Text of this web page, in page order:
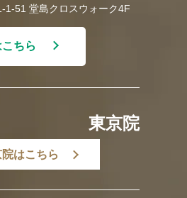
1-51 堂島クロスウォーク4F
ちら
東京院
はこちら